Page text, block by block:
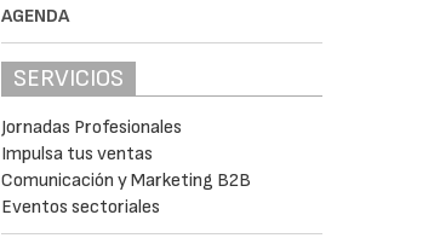
AGENDA
SERVICIOS
Jornadas Profesionales
Impulsa tus ventas
Comunicación y Marketing B2B
Eventos sectoriales